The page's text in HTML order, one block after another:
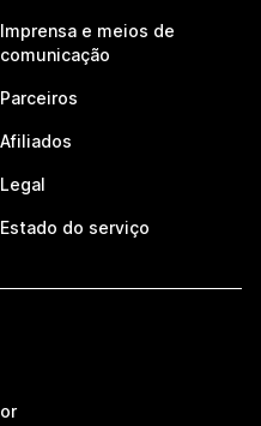
Imprensa e meios de
comunicação
Parceiros
Afiliados
Legal
Estado do serviço